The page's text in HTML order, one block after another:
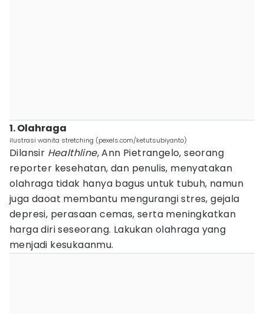
1. Olahraga
ilustrasi wanita stretching (pexels.com/ketutsubiyanto)
Dilansir Healthline, Ann Pietrangelo, seorang
reporter kesehatan, dan penulis, menyatakan
olahraga tidak hanya bagus untuk tubuh, namun
juga daoat membantu mengurangi stres, gejala
depresi, perasaan cemas, serta meningkatkan
harga diri seseorang. Lakukan olahraga yang
menjadi kesukaanmu.